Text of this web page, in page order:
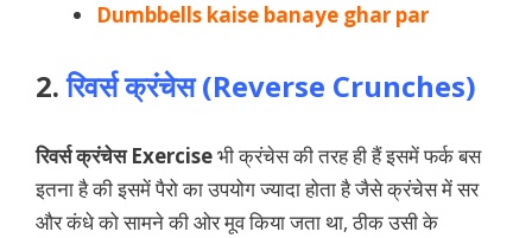
Dumbbells kaise banaye ghar par
2.रिवर्स क्रंचेस (Reverse Crunches)
रिवर्स क्रंचेस Exerciseभी क्रंचेस की तरह ही हैं इसमें फर्क बस
इतना है की इसमें पैरो का उपयोग ज्यादा होता है जैसे क्रंचेस में सर
और कंधे को सामने की ओर मूव किया जता था, ठीक उसी के